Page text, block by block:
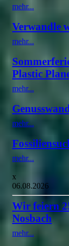
mehr...
Verwandle
mehr...
Plastic
mehr...
mehr...
mehr...
x
06.08.2026
Wir feiern
Nosbach
mehr...